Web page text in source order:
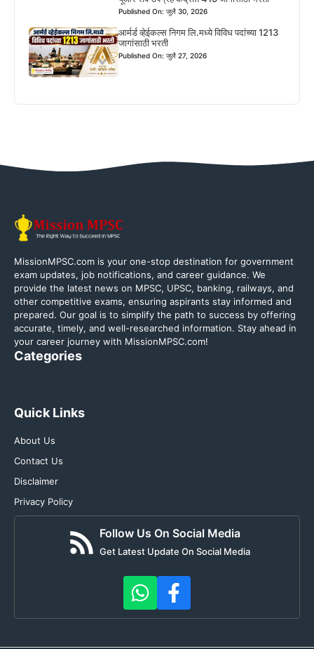
Published On: जुलै 30, 2026
आर्मर्ड व्हेईकल्स निगम लि.मध्ये विविध पदांच्या 1213
जागांसाठी भरती
Published On: जुलै 27, 2026
MissionMPSC.com is your one-stop destination for government
exam updates, job notifications, and career guidance. We
provide the latest news on MPSC, UPSC, banking, railways, and
other competitive exams, ensuring aspirants stay informed and
prepared. Our goal is to simplify the path to success by offering
accurate, timely, and well-researched information. Stay ahead in
your career journey with MissionMPSC.com!
Categories
Quick Links
About Us
Contact Us
Disclaimer
Privacy Policy
Follow Us On Social Media
Get Latest Update On Social Media